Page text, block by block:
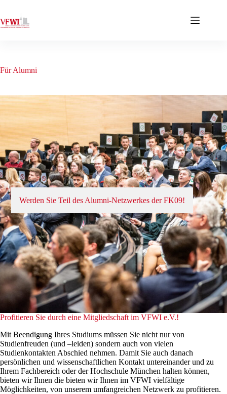
springen
Für Alumni
Werden Sie Teil des Alumni-Netzwerkes der FK09!
Profitieren Sie durch eine Mitgliedschaft im VFWI e.V.!
Mit Beendigung Ihres Studiums müssen Sie nicht nur von
Studienfreuden (und –leiden) sondern auch von vielen
Studienkontakten Abschied nehmen. Damit Sie auch danach
persönlichen und wissenschaftlichen Kontakt untereinander und zu
Ihrem Fachbereich oder der Hochschule München halten können,
bieten wir Ihnen die bieten wir Ihnen im VFWI vielfältige
Möglichkeiten, von unserem umfangreichen Netzwerk zu profitieren.